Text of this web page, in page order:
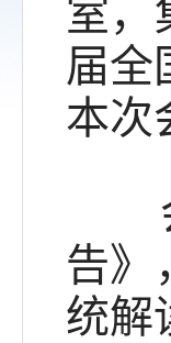
室，
届全
本次
会
告》
统解